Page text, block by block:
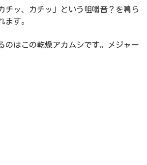
チッ、カチッ」という咀嚼音？を鳴ら
ます。
のはこの乾燥アカムシです。メジャー